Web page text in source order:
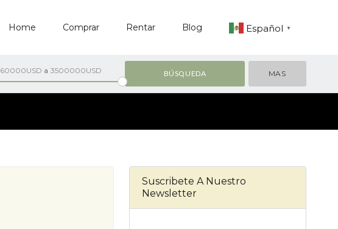
Home Comprar Rentar Blog Español ▼
60000USD a 3500000USD MAS
Suscribete A Nuestro
Newsletter